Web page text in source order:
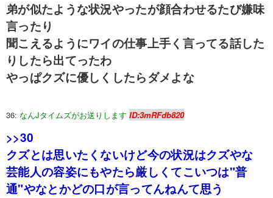
弟が似たような状況やったが顔合わせるたび嫌味
言ったり
聞こえるようにワイの仕事上手く言ってる話した
りしたら出てったわ
やっぱクズに優しくしたらダメよな
36: なんJタイムズがお送りします ID:3mRFdb820
>>30
クズとは思いたくないけど今の状況はクズやな
芸能人の容姿にもやたら厳しくてこいつは"普
通"やなとかどの口が言ってんねんて思う